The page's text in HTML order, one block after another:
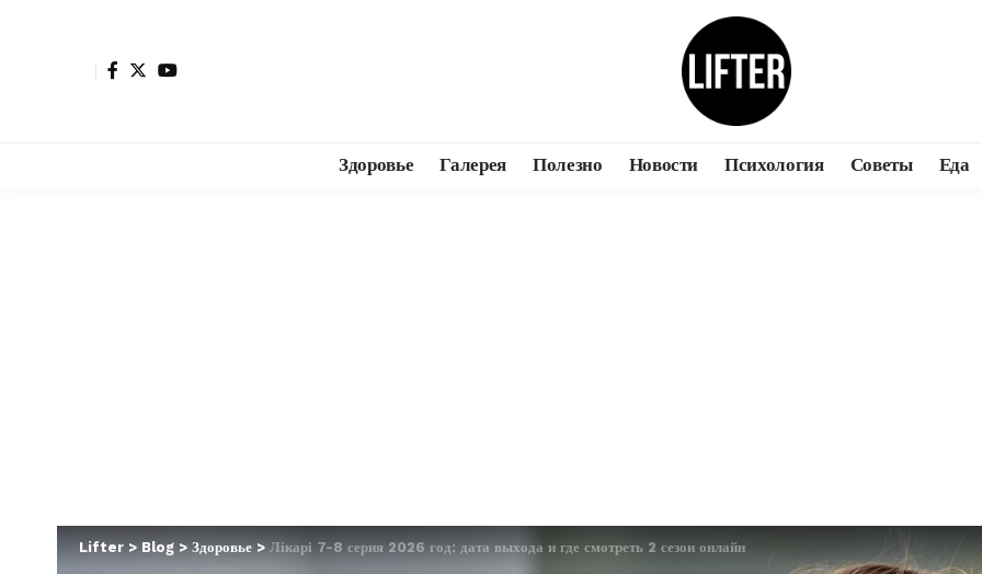
Здоровье Галерея Полезно Новости Психология Советы Еда
Lifter > Blog > Здоровье > Лікарі 7-8 серия 2026 год: дата выхода и где смотреть 2 сезон онлайн